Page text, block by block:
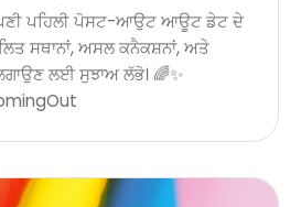
ਪਹਿਲੀ ਪੋਸਟ-ਆਉਟ ਆਊਟ ਡੇਟ ਦੇ
ਸਥਾਨਾਂ, ਅਸਲ ਕਨੈਕਸ਼ਨਾਂ, ਅਤੇ
ਲਈ ਸੁਝਾਅ ਲੱਭੋ। 🌈✨